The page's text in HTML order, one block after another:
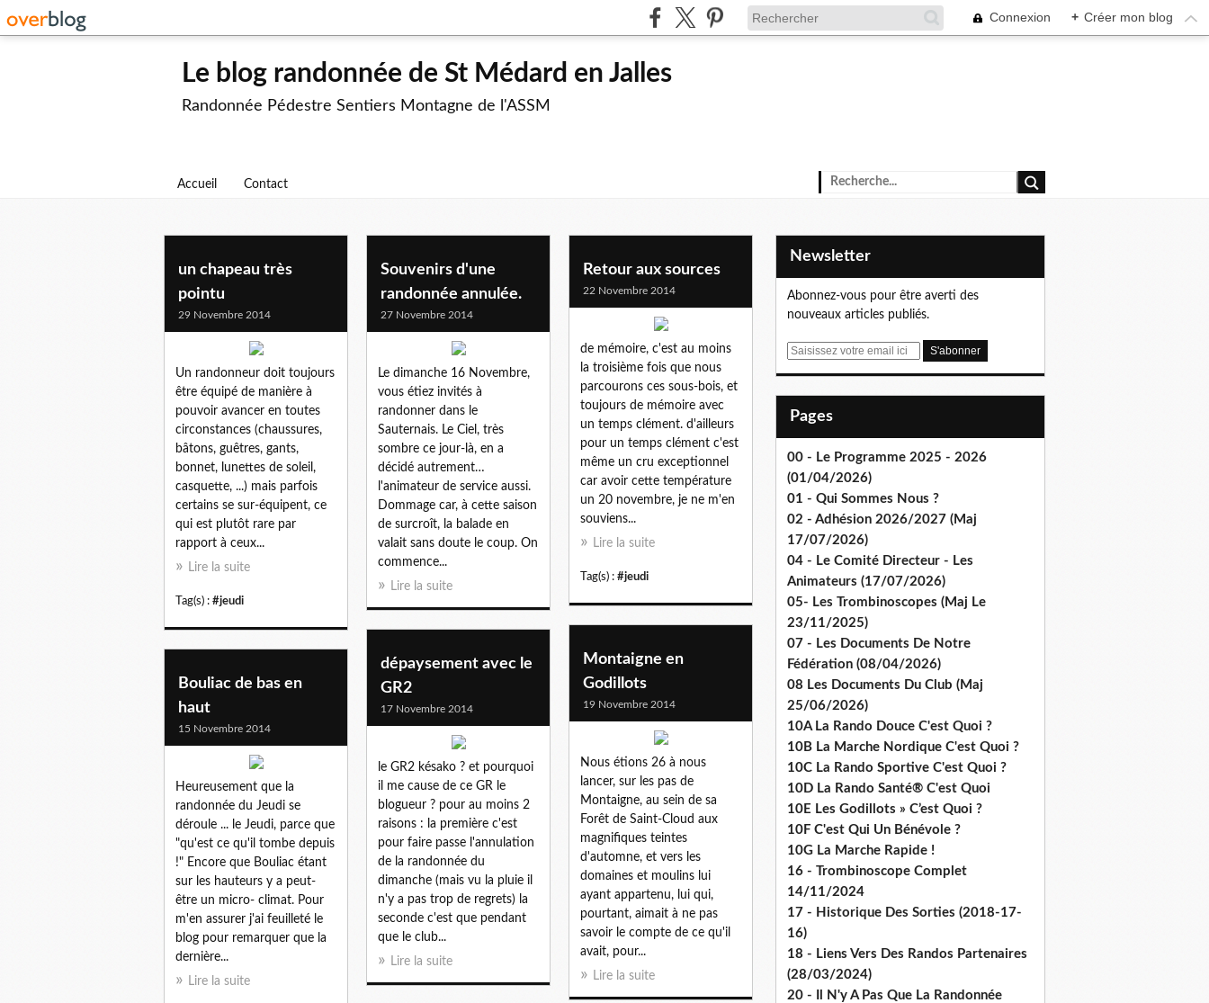
Connexion + Créer mon blog
Le blog randonnée de St Médard en Jalles
Randonnée Pédestre Sentiers Montagne de l'ASSM
Accueil Contact
un chapeau très
pointu
29 Novembre 2014
Un randonneur doit toujours
être équipé de manière à
pouvoir avancer en toutes
circonstances (chaussures,
bâtons, guêtres, gants,
bonnet, lunettes de soleil,
casquette, ...) mais parfois
certains se sur-équipent, ce
qui est plutôt rare par
rapport à ceux...
Lire la suite
Tag(s) : #jeudi
Souvenirs d'une
randonnée annulée.
27 Novembre 2014
Le dimanche 16 Novembre,
vous étiez invités à
randonner dans le
Sauternais. Le Ciel, très
sombre ce jour-là, en a
décidé autrement…
l'animateur de service aussi.
Dommage car, à cette saison
de surcroît, la balade en
valait sans doute le coup. On
commence...
Lire la suite
Retour aux sources
22 Novembre 2014
de mémoire, c'est au moins
la troisième fois que nous
parcourons ces sous-bois, et
toujours de mémoire avec
un temps clément. d'ailleurs
pour un temps clément c'est
même un cru exceptionnel
car avoir cette température
un 20 novembre, je ne m'en
souviens...
Lire la suite
Tag(s) : #jeudi
Montaigne en
Godillots
19 Novembre 2014
Nous étions 26 à nous
lancer, sur les pas de
Montaigne, au sein de sa
Forêt de Saint-Cloud aux
magnifiques teintes
d'automne, et vers les
domaines et moulins lui
ayant appartenu, lui qui,
pourtant, aimait à ne pas
savoir le compte de ce qu'il
avait, pour...
Lire la suite
dépaysement avec le
GR2
17 Novembre 2014
le GR2 késako ? et pourquoi
il me cause de ce GR le
blogueur ? pour au moins 2
raisons : la première c'est
pour faire passe l'annulation
de la randonnée du
dimanche (mais vu la pluie il
n'y a pas trop de regrets) la
seconde c'est que pendant
que le club...
Lire la suite
Bouliac de bas en
haut
15 Novembre 2014
Heureusement que la
randonnée du Jeudi se
déroule ... le Jeudi, parce que
"qu'est ce qu'il tombe depuis
!" Encore que Bouliac étant
sur les hauteurs y a peut-
être un micro- climat. Pour
m'en assurer j'ai feuilleté le
blog pour remarquer que la
dernière...
Lire la suite
Newsletter
Abonnez-vous pour être averti des
nouveaux articles publiés.
E
Pages
00 - Le Programme 2025 - 2026
(01/04/2026)
01 - Qui Sommes Nous ?
02 - Adhésion 2026/2027 (Maj
17/07/2026)
04 - Le Comité Directeur - Les
Animateurs (17/07/2026)
05- Les Trombinoscopes (Maj Le
23/11/2025)
07 - Les Documents De Notre
Fédération (08/04/2026)
08 Les Documents Du Club (Maj
25/06/2026)
10A La Rando Douce C'est Quoi ?
10B La Marche Nordique C'est Quoi ?
10C La Rando Sportive C'est Quoi ?
10D La Rando Santé® C'est Quoi
10E Les Godillots » C’est Quoi ?
10F C'est Qui Un Bénévole ?
10G La Marche Rapide !
16 - Trombinoscope Complet
14/11/2024
17 - Historique Des Sorties (2018-17-
16)
18 - Liens Vers Des Randos Partenaires
(28/03/2024)
20 - Il N'y A Pas Que La Randonnée